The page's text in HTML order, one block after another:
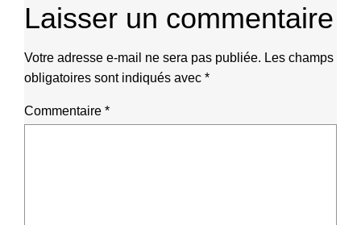
Laisser un commentaire
Votre adresse e-mail ne sera pas publiée. Les champs
obligatoires sont indiqués avec*
Commentaire*